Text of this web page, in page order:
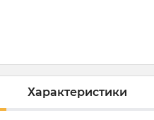
Характеристики